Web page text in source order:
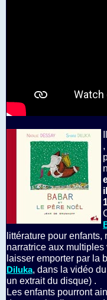
littérature pour enfants,
narratrice aux
laisser emporter par la
Diluka , dans la vidéo
un extrait du disque) .
Les enfants pourront